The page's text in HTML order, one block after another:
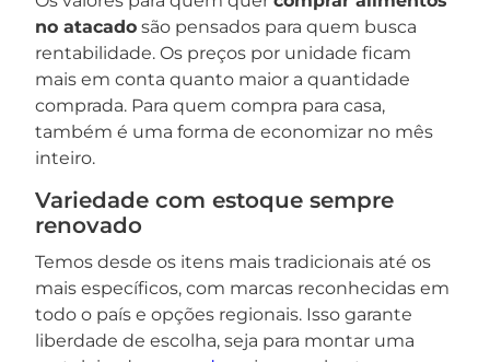
no atacado são pensados para quem busca
rentabilidade. Os preços por unidade ficam
mais em conta quanto maior a quantidade
comprada. Para quem compra para casa,
também é uma forma de economizar no mês
inteiro.
Variedade com estoque sempre
renovado
Temos desde os itens mais tradicionais até os
mais específicos, com marcas reconhecidas em
todo o país e opções regionais. Isso garante
liberdade de escolha, seja para montar uma